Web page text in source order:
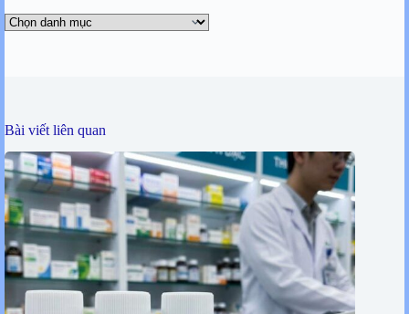
Chuyên
mục
Bài viết liên quan